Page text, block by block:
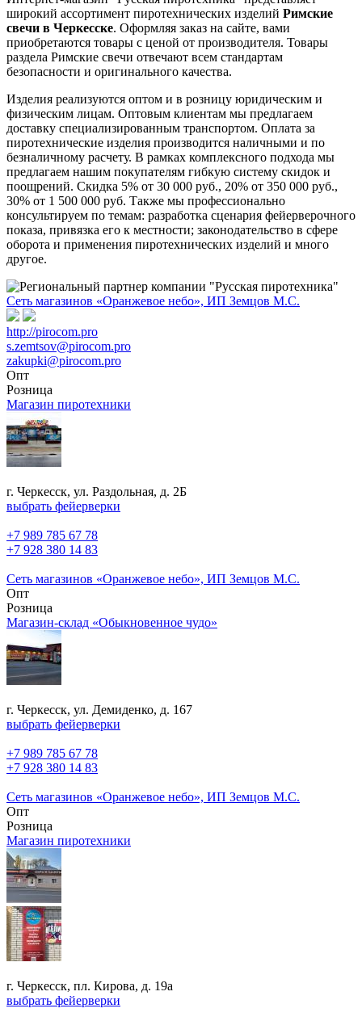
широкий ассортимент пиротехнических изделий Римские
свечи в Черкесске. Оформляя заказ на сайте, вами
приобретаются товары с ценой от производителя. Товары
раздела Римские свечи отвечают всем стандартам
безопасности и оригинального качества.
Изделия реализуются оптом и в розницу юридическим и
физическим лицам. Оптовым клиентам мы предлагаем
доставку специализированным транспортом. Оплата за
пиротехнические изделия производится наличными и по
безналичному расчету. В рамках комплексного подхода мы
предлагаем нашим покупателям гибкую систему скидок и
поощрений. Скидка 5% от 30 000 руб., 20% от 350 000 руб.,
30% от 1 500 000 руб. Также мы профессионально
консультируем по темам: разработка сценария фейерверочного
показа, привязка его к местности; законодательство в сфере
оборота и применения пиротехнических изделий и много
другое.
Сеть магазинов «Оранжевое небо», ИП Земцов М.С.
http://pirocom.pro
s.zemtsov@pirocom.pro
zakupki@pirocom.pro
Опт
Розница
Магазин пиротехники
г. Черкесск, ул. Раздольная, д. 2Б
выбрать фейерверки
+7 989 785 67 78
+7 928 380 14 83
Сеть магазинов «Оранжевое небо», ИП Земцов М.С.
Опт
Розница
Магазин-склад «Обыкновенное чудо»
г. Черкесск, ул. Демиденко, д. 167
выбрать фейерверки
+7 989 785 67 78
+7 928 380 14 83
Сеть магазинов «Оранжевое небо», ИП Земцов М.С.
Опт
Розница
Магазин пиротехники
г. Черкесск, пл. Кирова, д. 19а
выбрать фейерверки